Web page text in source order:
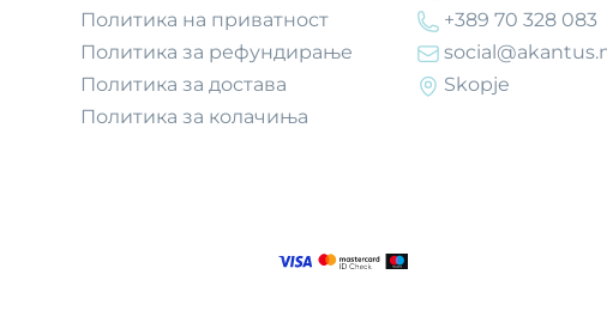
Политика на приватност
Политика за рефундирање
Политика за достава
Политика за колачиња
+389 70 328 083
Skopje